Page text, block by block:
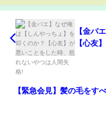
【金バ
【心友
【緊急会見】髪の毛をす